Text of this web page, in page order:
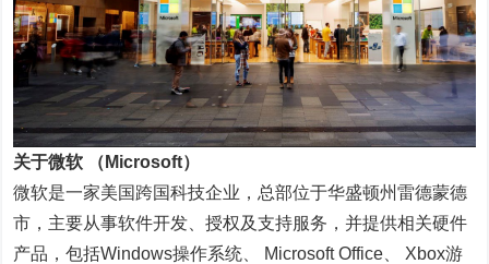
关于微软 （Microsoft）
微软是一家美国跨国科技企业，总部位于华盛顿州雷德蒙德
市，主要从事软件开发、授权及支持服务，并提供相关硬件
产品，包括Windows操作系统、 Microsoft Office、 Xbox游